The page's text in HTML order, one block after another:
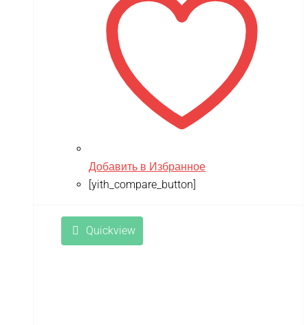
Добавить в Избранное
[yith_compare_button]
Quickview